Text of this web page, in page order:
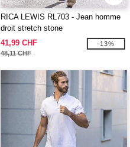
RICA LEWIS RL703 - Jean homme
droit stretch stone
41,99 CHF
48,11 CHF
-13%